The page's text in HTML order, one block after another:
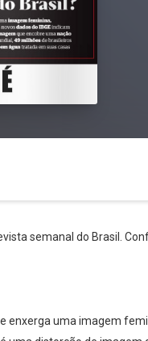
semanal do Brasil.
enxerga uma imagem